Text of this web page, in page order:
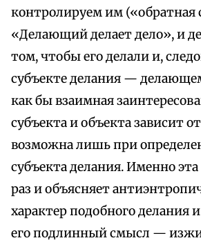
контролируем им («обратная
«Делающий делает дело», и
том, чтобы его делали и,
субъекте делания —
как бы взаимная
субъекта и объекта зависит
возможна лишь при
субъекта делания. Именно
раз и объясняет
характер подобного делания
его подлинный смысл —